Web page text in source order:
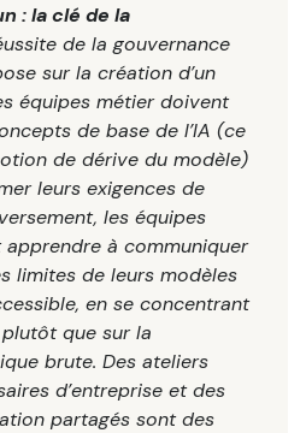
: la clé de la
de la gouvernance
sur la création d’un
équipes métier doivent
de base de l’IA (ce
de dérive du modèle)
leurs exigences de
les équipes
à communiquer
limites de leurs modèles
en se concentrant
que sur la
brute. Des ateliers
d’entreprise et des
partagés sont des